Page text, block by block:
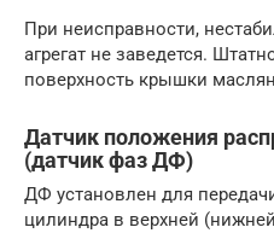
При неисправности,
агрегат не заведется.
поверхность крышки
Датчик положения
(датчик фаз ДФ)
ДФ установлен для
цилиндра в верхней